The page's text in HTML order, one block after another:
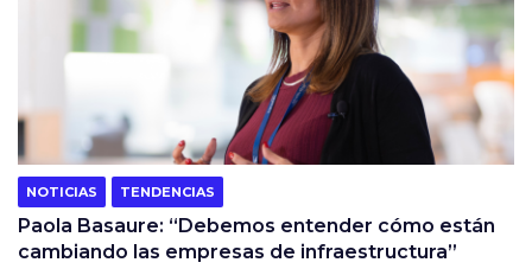
NOTICIAS TENDENCIAS
Paola Basaure: “Debemos entender cómo están
cambiando las empresas de infraestructura”